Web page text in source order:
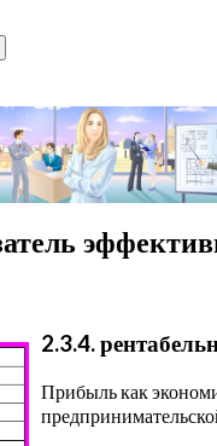
2.3.4.
Прибыль как